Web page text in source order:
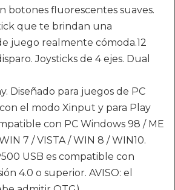
botones fluorescentes suaves.
que te brindan una
juego realmente cómoda.12
Joysticks de 4 ejes. Dual
Diseñado para juegos de PC
el modo Xinput y para Play
con PC Windows 98 / ME
7 / VISTA / WIN 8 / WIN10.
USB es compatible con
4.0 o superior. AVISO: el